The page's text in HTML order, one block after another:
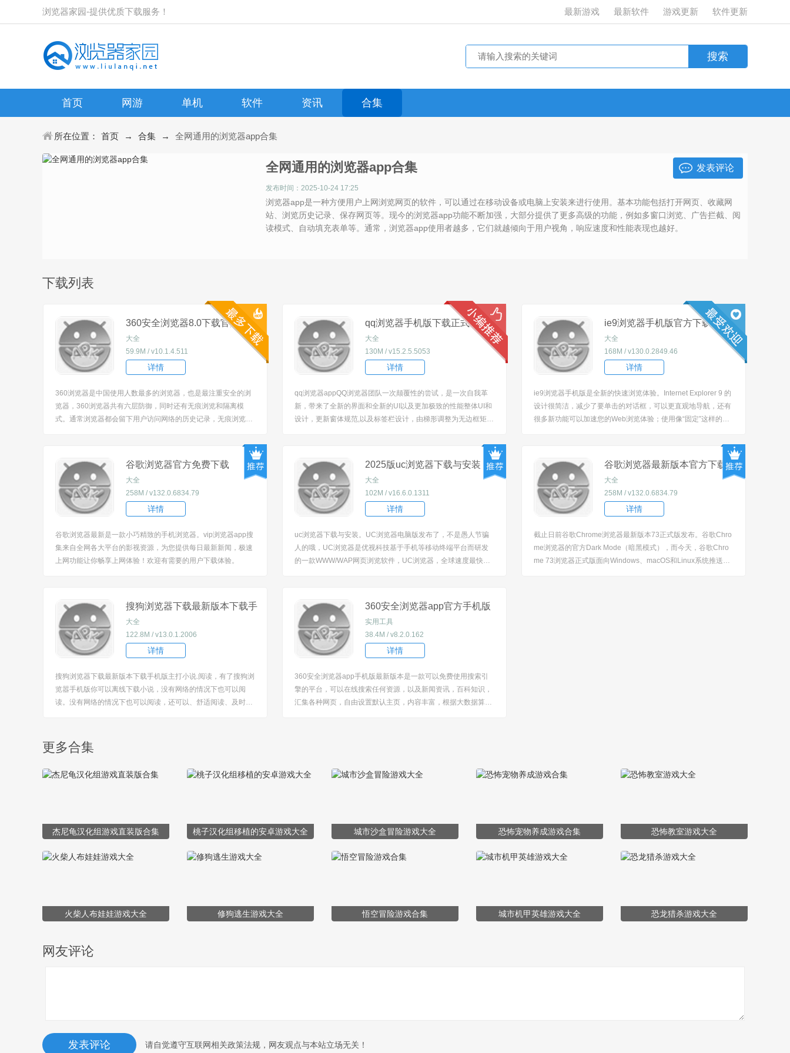
浏览器家园-提供优质下载服务！ 最新游戏 最新软件 游戏更新 软件更新
首页 网游 单机 软件 资讯 合集
所在位置： 首页 → 合集 → 全网通用的浏览器app合集
全网通用的浏览器app合集 发表评论
发布时间：2025-10-24 17:25
浏览器app是一种方便用户上网浏览网页的软件，可以通过在移动设备或电脑上安装来进行使用。基本功能包括打开网页、收藏网
站、浏览历史记录、保存网页等。现今的浏览器app功能不断加强，大部分提供了更多高级的功能，例如多窗口浏览、广告拦截、阅
读模式、自动填充表单等。通常，浏览器app使用者越多，它们就越倾向于用户视角，响应速度和性能表现也越好。
下载列表
360安全浏览器8.0下载官方版
大全
59.9M / v10.1.4.511
详情
360浏览器是中国使用人数最多的浏览器，也是最注重安全的浏
览器，360浏览器共有六层防御，同时还有无痕浏览和隔离模
式。通常浏览器都会留下用户访问网络的历史记录，无痕浏览可
隐私；隔离模式会在360浏览器中建立沙盒，强行访问带毒而不
qq浏览器手机版下载正式版
大全
130M / v15.2.5.5053
详情
qq浏览器appQQ浏览器团队一次颠覆性的尝试，是一次自我革
新，带来了全新的界面和全新的UI以及更加极致的性能整体UI和
设计，更新窗体规范,以及标签栏设计，由梯形调整为无边框矩
ie9浏览器手机版官方下载正版
大全
168M / v130.0.2849.46
详情
ie9浏览器手机版是全新的快速浏览体验。Internet Explorer 9 的
设计很简洁，减少了要单击的对话框，可以更直观地导航，还有
很多新功能可以加速您的Web浏览体验；使用像“固定”这样的功
件加速，可提供全面的快速浏览体验。软件管家中另提供了其他
操作系统的版本。可能由于系统原因，导致安装后IE9打开为英
文，可使用“360电脑门诊修复
谷歌浏览器官方免费下载
大全
258M / v132.0.6834.79
详情
谷歌浏览器最新是一款小巧精致的手机浏览器。vip浏览器app搜
集来自全网各大平台的影视资源，为您提供每日最新新闻，极速
上网功能让你畅享上网体验！欢迎有需要的用户下载体验。
2025版uc浏览器下载与安装
大全
102M / v16.6.0.1311
详情
uc浏览器下载与安装。UC浏览器电脑版发布了，不是愚人节骗
人的哦，UC浏览器是优视科技基于手机等移动终端平台而研发
的一款WWW/WAP网页浏览软件，UC浏览器，全球速度最快的
谷歌浏览器最新版本官方下载安
装
大全
258M / v132.0.6834.79
详情
截止日前谷歌Chrome浏览器最新版本73正式版发布。谷歌Chro
me浏览器的官方Dark Mode（暗黑模式），而今天，谷歌Chro
me 73浏览器正式版面向Windows、macOS和Linux系统推送，
搜狗浏览器下载最新版本下载手
机版
大全
122.8M / v13.0.1.2006
详情
搜狗浏览器下载最新版本下载手机版主打小说.阅读，有了搜狗浏
览嚣手机版你可以离线下载小说，没有网络的情况下也可以阅
读。没有网络的情况下也可以阅读，还可以、舒适阅读、及时追
站下载体验。
360安全浏览器app官方手机版
最新版本免费下载安装
实用工具
38.4M / v8.2.0.162
详情
360安全浏览器app手机版最新版本是一款可以免费使用搜索引
擎的平台，可以在线搜索任何资源，以及新闻资讯，百科知识，
汇集各种网页，自由设置默认主页，内容丰富，根据大数据算
更多合集
杰尼龟汉化组游戏直装版合集 桃子汉化组移植的安卓游戏大全 城市沙盒冒险游戏大全 恐怖宠物养成游戏合集 恐怖教室游戏大全
火柴人布娃娃游戏大全 修狗逃生游戏大全 悟空冒险游戏合集 城市机甲英雄游戏大全 恐龙猎杀游戏大全
网友评论
请自觉遵守互联网相关政策法规，网友观点与本站立场无关！